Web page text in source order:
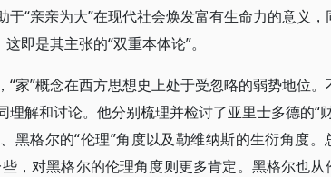
“亲亲为大”在现代社会焕发富有生命力的意义，
即是其主张的“双重本体论”。
家”概念在西方思想史上处于受忽略的弱势地位。
解和讨论。他分别梳理并检讨了亚里士多德的“
黑格尔的“伦理”角度以及勒维纳斯的生衍角度。
，对黑格尔的伦理角度则更多肯定。黑格尔也从